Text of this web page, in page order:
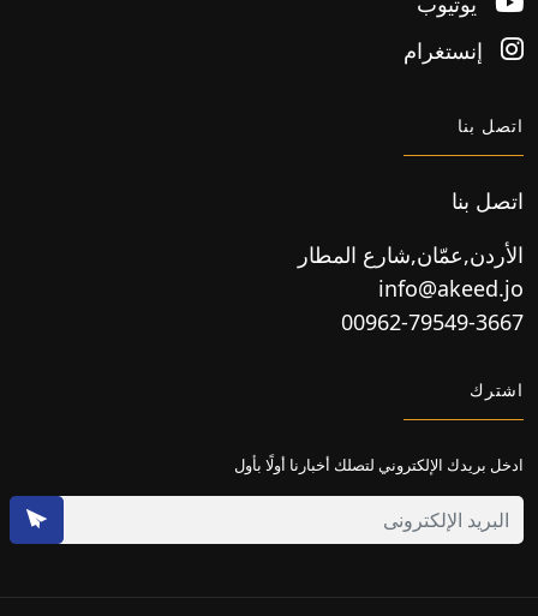
إنستغرام
اتصل بنا
اتصل بنا
الأردن,عمّان,شارع المطار
info@akeed.jo
00962-79549-3667
اشترك
ادخل بريدك الإلكتروني لتصلك أخبارنا أولًا بأول